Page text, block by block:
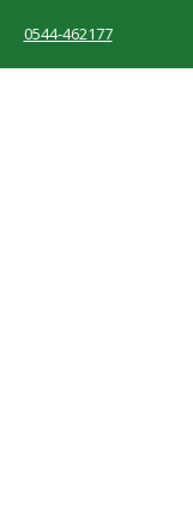
0544-462177